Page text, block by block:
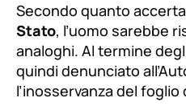
Secondo quanto
Stato, l’uomo sarebbe
analoghi. Al termine
quindi denunciato
l’inosservanza del